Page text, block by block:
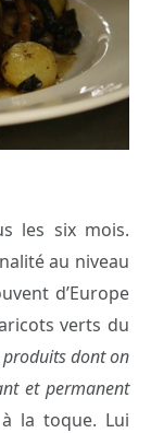
les six mois.
au niveau
d’Europe
verts du
produits dont on
et permanent
à la toque. Lui